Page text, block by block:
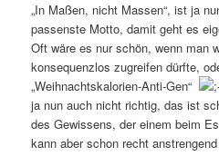
„In Maßen, nicht Massen“, ist ja
passenste Motto, damit geht es
Oft wäre es nur schön, wenn man
konsequenzlos zugreifen dürfte,
„Weihnachtskalorien-Anti-Gen“
ja nun auch nicht richtig, das ist
des Gewissens, der einem beim
kann aber schon recht